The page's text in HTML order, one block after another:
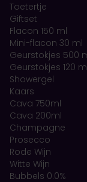
Toetertje
Giftset
Flacon 150 ml
Mini-flacon 30 ml
Geurstokjes 500
Geurstokjes 120
Showergel
Kaars
Cava 750ml
Cava 200ml
Champagne
Prosecco
Rode Wijn
Witte Wijn
Bubbels 0.0%